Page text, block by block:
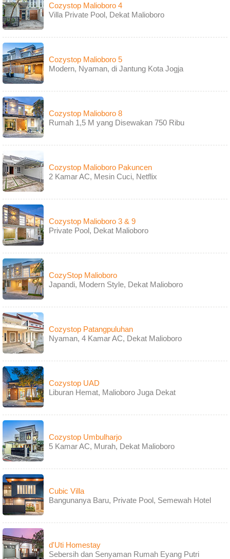
Cozystop Malioboro 4
Villa Private Pool, Dekat Malioboro
Cozystop Malioboro 5
Modern, Nyaman, di Jantung Kota Jogja
Cozystop Malioboro 8
Rumah 1,5 M yang Disewakan 750 Ribu
Cozystop Malioboro Pakuncen
2 Kamar AC, Mesin Cuci, Netflix
Cozystop Malioboro 3 & 9
Private Pool, Dekat Malioboro
CozyStop Malioboro
Japandi, Modern Style, Dekat Malioboro
Cozystop Patangpuluhan
Nyaman, 4 Kamar AC, Dekat Malioboro
Cozystop UAD
Liburan Hemat, Malioboro Juga Dekat
Cozystop Umbulharjo
5 Kamar AC, Murah, Dekat Malioboro
Cubic Villa
Bangunanya Baru, Private Pool, Semewah Hotel
d'Uti Homestay
Sebersih dan Senyaman Rumah Eyang Putri